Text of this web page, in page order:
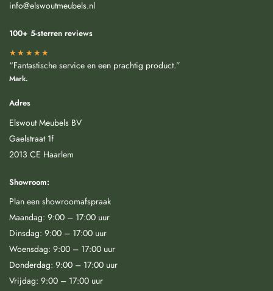
info@elswoutmeubels.nl
100+ 5-sterren reviews
★★★★★
“Fantastische service en een prachtig product.”
Mark.
Adres
Elswout Meubels BV
Gaelstraat 1f
2013 CE Haarlem
Showroom:
Plan een showroomafspraak
Maandag: 9:00 – 17:00 uur
Dinsdag: 9:00 – 17:00 uur
Woensdag: 9:00 – 17:00 uur
Donderdag: 9:00 – 17:00 uur
Vrijdag: 9:00 – 17:00 uur